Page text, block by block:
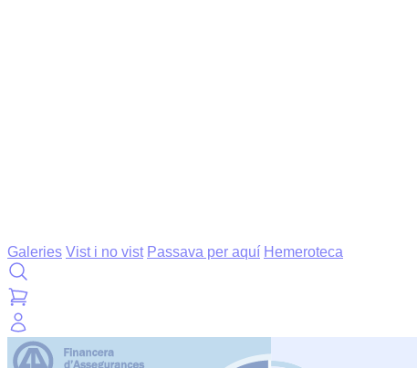
Galeries Vist i no vist Passava per aquí Hemeroteca